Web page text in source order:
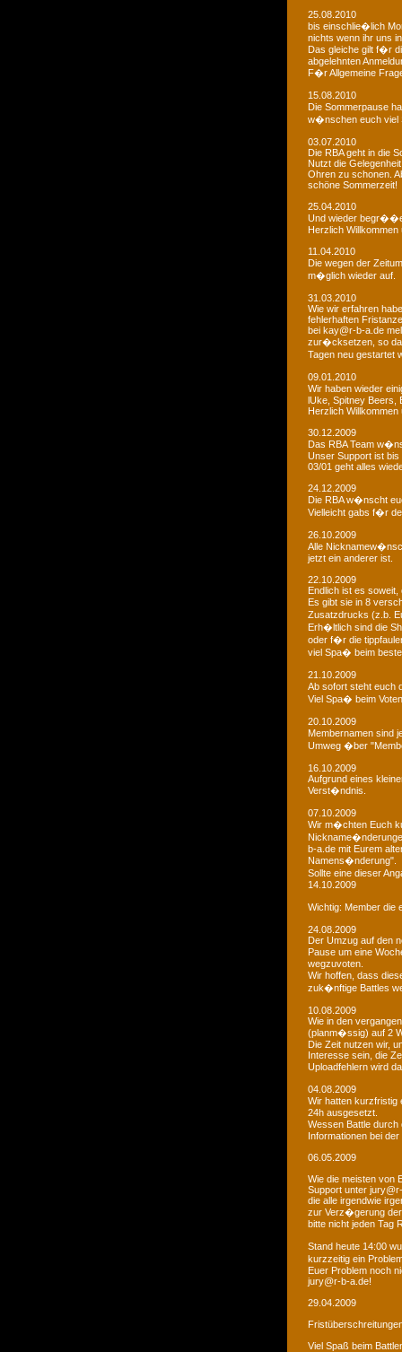
25.08.2010
bis einschlie�lich
nichts wenn ihr uns
Das gleiche gilt f�r
abgelehnten
F�r Allgemeine
15.08.2010
Die Sommerpause
w�nschen euch viel
03.07.2010
Die RBA geht in die
Nutzt die
Ohren zu schonen.
schöne Sommerzeit!
25.04.2010
Und wieder
Herzlich Willkommen
11.04.2010
Die wegen der
m�glich wieder auf.
31.03.2010
Wie wir erfahren
fehlerhaften
bei kay@r-b-a.de
zur�cksetzen, so
Tagen neu gestartet
09.01.2010
Wir haben wieder
lUke, Spitney Beers,
Herzlich Willkommen
30.12.2009
Das RBA Team
Unser Support ist bis
03/01 geht alles
24.12.2009
Die RBA w�nscht
Vielleicht gabs f�r
26.10.2009
Alle
jetzt ein anderer ist.
22.10.2009
Endlich ist es soweit,
Es gibt sie in 8
Zusatzdrucks (z.b.
Erh�ltlich sind die
oder f�r die
viel Spa� beim
21.10.2009
Ab sofort steht euch
Viel Spa� beim
20.10.2009
Membernamen sind
Umweg �ber
16.10.2009
Aufgrund eines
Verst�ndnis.
07.10.2009
Wir m�chten Euch
b-a.de mit Eurem
Namens�nderung".
Sollte eine dieser
14.10.2009
Wichtig: Member die
24.08.2009
Der Umzug auf den
Pause um eine
wegzuvoten.
Wir hoffen, dass
zuk�nftige Battles
10.08.2009
Wie in den
(planm�ssig) auf 2
Die Zeit nutzen wir,
Interesse sein, die
Uploadfehlern wird
04.08.2009
Wir hatten kurzfristig
24h ausgesetzt.
Wessen Battle
Informationen bei
06.05.2009
Wie die meisten von
Support unter
die alle irgendwie
zur Verz�gerung der
bitte nicht jeden Tag
Stand heute 14:00
kurzzeitig ein
Euer Problem noch
jury@r-b-a.de!
29.04.2009
Viel Spaß beim